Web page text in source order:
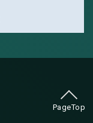
PageTop